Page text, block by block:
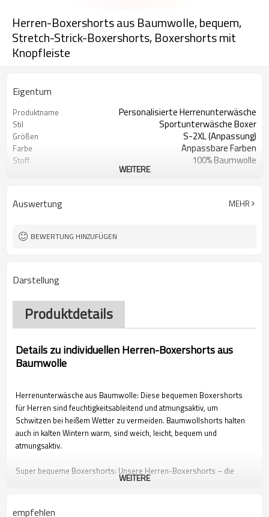
Herren-Boxershorts aus Baumwolle, bequem,
Stretch-Strick-Boxershorts, Boxershorts mit
Knopfleiste
Eigentum
Produktname Personalisierte Herrenunterwäsche
Stil Sportunterwäsche Boxer
Größen S-2XL (Anpassung)
Farbe Anpassbare Farben
Stoff 100% Baumwolle
WEITERE
Auswertung MEHR
BEWERTUNG HINZUFÜGEN
Darstellung
Produktdetails
Details zu individuellen Herren-Boxershorts aus
Baumwolle
Herrenunterwäsche aus Baumwolle: Diese bequemen Boxershorts
für Herren sind feuchtigkeitsableitend und atmungsaktiv, um
Schwitzen bei heißem Wetter zu vermeiden. Baumwollshorts halten
auch in kalten Wintern warm, sind weich, leicht, bequem und
atmungsaktiv.
Super bequeme Boxershorts: Unsere Herren-Boxershorts – die
Baumwoll-Stretch-Unterwäsche für Männer – sind ohne Etikett für
Hosenschlitz mit Knopfleiste und hochwertige Flachnähte. Der glatte,
WEITERE
empfehlen